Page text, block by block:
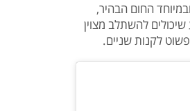
החום הבהיר,
להשתלב מצוין
לקנות שניים.